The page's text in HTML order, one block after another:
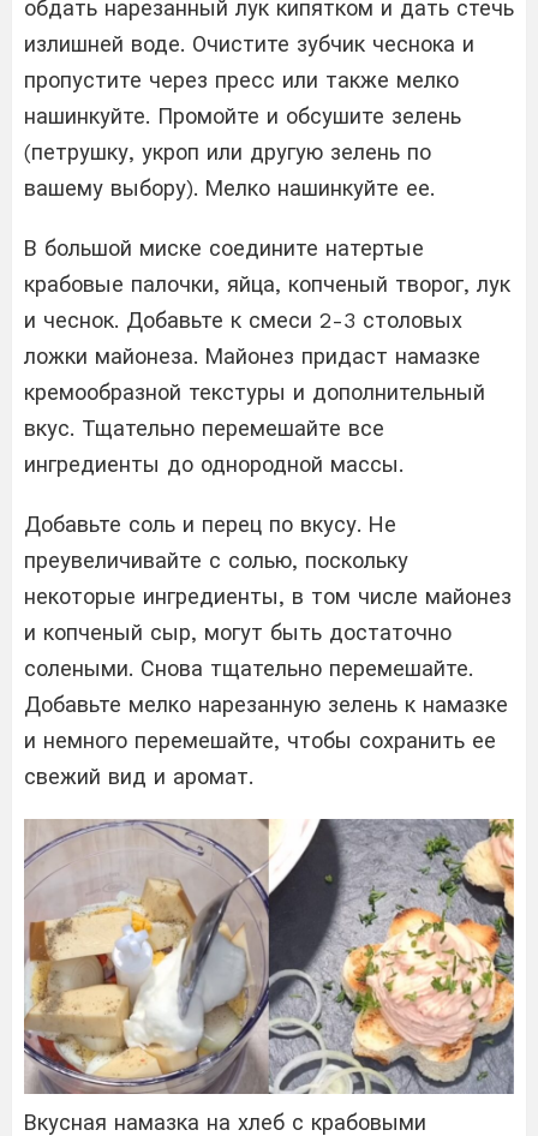
обдать нарезанный лук кипятком и дать стечь
излишней воде. Очистите зубчик чеснока и
пропустите через пресс или также мелко
нашинкуйте. Промойте и обсушите зелень
(петрушку, укроп или другую зелень по
вашему выбору). Мелко нашинкуйте ее.
В большой миске соедините натертые
крабовые палочки, яйца, копченый творог, лук
и чеснок. Добавьте к смеси 2-3 столовых
ложки майонеза. Майонез придаст намазке
кремообразной текстуры и дополнительный
вкус. Тщательно перемешайте все
ингредиенты до однородной массы.
Добавьте соль и перец по вкусу. Не
преувеличивайте с солью, поскольку
некоторые ингредиенты, в том числе майонез
и копченый сыр, могут быть достаточно
солеными. Снова тщательно перемешайте.
Добавьте мелко нарезанную зелень к намазке
и немного перемешайте, чтобы сохранить ее
свежий вид и аромат.
Вкусная намазка на хлеб с крабовыми